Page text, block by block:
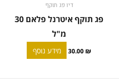
דיו פג תוקף
פג תוקף איטרנל פלאם 30
מ"ל
30.00 ₪ מידע נוסף